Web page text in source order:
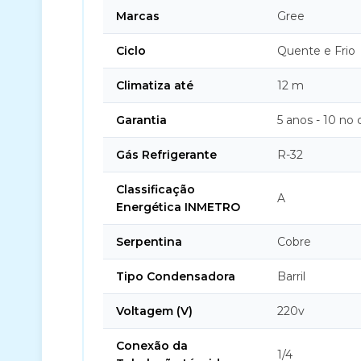
Marcas Gree
Ciclo Quente e Frio
Climatiza até 12 m
Garantia 5 anos - 10 no
Gás Refrigerante R-32
Classificação
Energética INMETRO
A
Serpentina Cobre
Tipo Condensadora Barril
Voltagem (V) 220v
Conexão da
1/4